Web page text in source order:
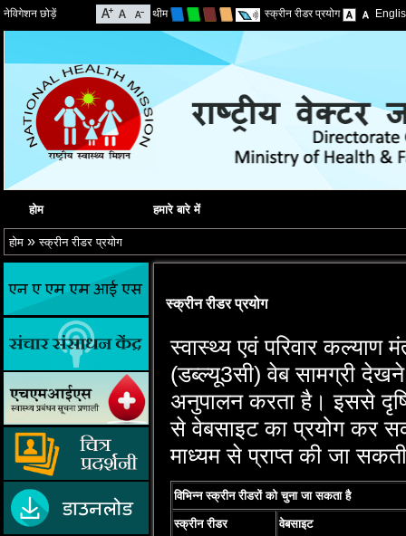
नेविगेशन छोड़ें थीम स्क्रीन रीडर प्रयोग
होम हमारे बारे में
होम »स्‍क्रीन रीडर प्रयोग
स्‍क्रीन रीडर प्रयोग
स्‍वास्‍थ्‍य एवं परिवार कल्‍याण
(डब्‍ल्‍यू3सी) वेब सामग्री
अनुपालन करता है। इससे
से वेबसाइट का प्रयोग कर
माध्‍यम से प्राप्‍त की जा
विभिन्न स्‍क्रीन रीडरों को चुना जा सकता है
स्‍क्रीन रीडर वेबसाइट